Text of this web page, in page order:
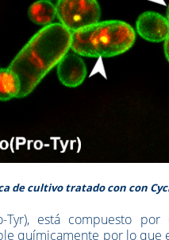
de cultivo tratado con con
Tyr), está compuesto
químicamente por lo